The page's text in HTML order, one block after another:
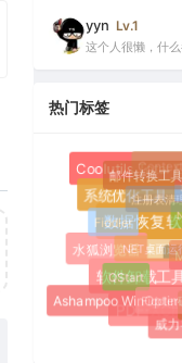
yyn Lv.1
这个人很懒，什
热门标签
数据恢复
软件卸载
PDF-
Coolutils Total
系统优化工具
水狐浏览器
Ashampoo
威
邮件转换工具
Fiddler
QStart
Fiddler
注册表清理
.NET桌面运行